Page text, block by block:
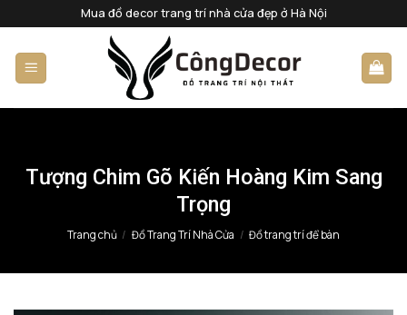
qua
nội
dung
Mua đồ decor trang trí nhà cửa đẹp ở Hà Nội
Tượng Chim Gõ Kiến Hoàng Kim Sang
Trọng
Trang chủ / Đồ Trang Trí Nhà Cửa / Đồ trang trí để bàn